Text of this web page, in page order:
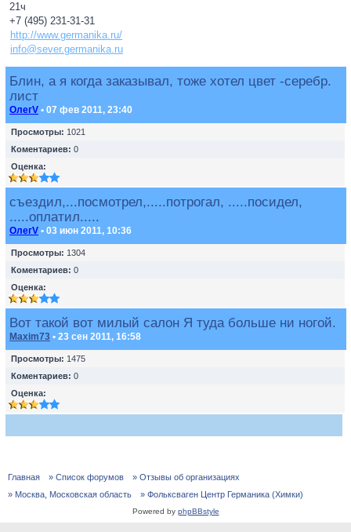
21ч
+7 (495) 231-31-31
http://www.germanika.ru/
info@sever.germanika.ru
Блин, а я когда заказывал, тоже хотел цвет -серебр.
лист
ОлегV • 07 фев 2011, 23:40
Просмотры: 1021
Коментариев: 0
Оценка:
съездил,...посмотрел,.....потрогал, .....посидел,
.....оплатил.....
ОлегV • 03 июн 2011, 10:36
Просмотры: 1304
Коментариев: 0
Оценка:
Вот такой вот милый салон Я туда больше ни ногой.
Maxim73 • 23 сен 2011, 16:58
Просмотры: 1475
Коментариев: 0
Оценка:
Главная » Список форумов
» Отзывы об организациях
» Москва, Московская область
» Фольксваген Центр Германика (Химки)
Powered by phpBBstyle